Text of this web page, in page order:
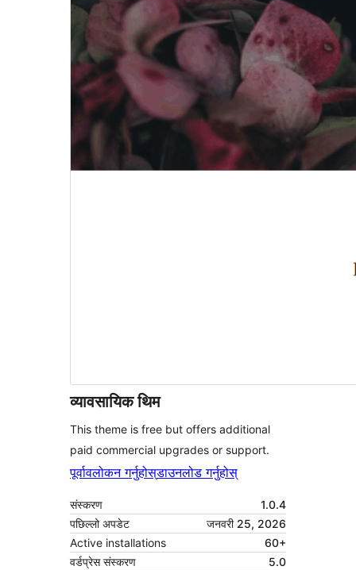
व्यावसायिक थिम
This theme is free but offers additional
paid commercial upgrades or support.
पूर्वावलोकन गर्नुहोस्डाउनलोड गर्नुहोस्
संस्करण
1.0.4
पछिल्लो अपडेट
जनवरी 25, 2026
Active installations
60+
वर्डप्रेस संस्करण
5.0